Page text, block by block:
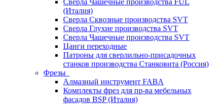
Сверла Чашечные производства FUL
(Италия)
Сверла Сквозные производства SVT
Сверла Глухие производства SVT
Сверла Чашечные производства SVT
Цанги переходные
Патроны для сверлильно-присадочных
станков производства Станковита (Россия)
Фрезы
Алмазный инструмент FABA
Комплекты фрез для пр-ва мебельных
фасадов BSP (Италия)